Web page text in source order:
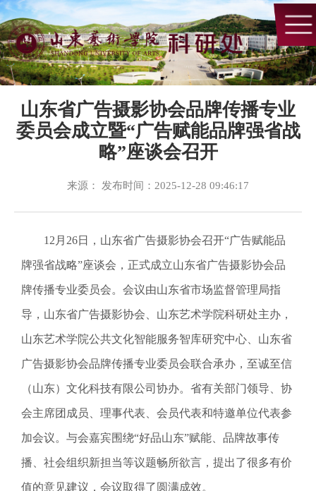
山东省广告摄影协会品牌传播专业
委员会成立暨“广告赋能品牌强省战
略”座谈会召开
来源： 发布时间：2025-12-28 09:46:17
12月26日，山东省广告摄影协会召开“广告赋能品
牌强省战略”座谈会，正式成立山东省广告摄影协会品
牌传播专业委员会。会议由山东省市场监督管理局指
导，山东省广告摄影协会、山东艺术学院科研处主办，
山东艺术学院公共文化智能服务智库研究中心、山东省
广告摄影协会品牌传播专业委员会联合承办，至诚至信
（山东）文化科技有限公司协办。省有关部门领导、协
会主席团成员、理事代表、会员代表和特邀单位代表参
加会议。与会嘉宾围绕“好品山东”赋能、品牌故事传
播、社会组织新担当等议题畅所欲言，提出了很多有价
值的意见建议，会议取得了圆满成效。